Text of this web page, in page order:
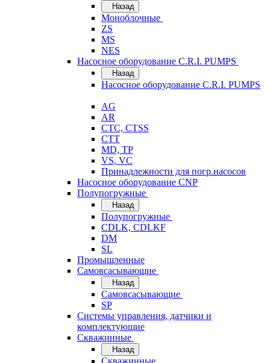
Назад
Моноблочные
ZS
MS
NES
Насосное оборудование C.R.I. PUMPS
Назад
Насосное оборудование C.R.I. PUMPS
AG
AR
CTC, CTSS
CTT
MD, TP
VS, VC
Принадлежности для погр.насосов
Насосное оборудование CNP
Полупогружные
Назад
Полупогружные
CDLK, CDLKF
DM
SL
Промышленные
Самовсасывающие
Назад
Самовсасывающие
SP
Системы управления, датчики и
комплектующие
Скважинные
Назад
Скважинные